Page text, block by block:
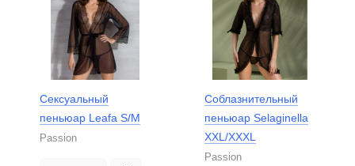
Сексуальный
пеньюар Leafa S/M
Passion
Соблазнительный
пеньюар Selaginella
XXL/XXXL
Passion